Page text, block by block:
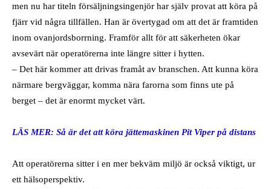
men nu har titeln försäljningsingenjör har själv provat att köra på
fjärr vid några tillfällen. Han är övertygad om att det är framtiden
inom ovanjordsborrning. Framför allt för att säkerheten ökar
avsevärt när operatörerna inte längre sitter i hytten.
– Det här kommer att drivas framåt av branschen. Att kunna köra
närmare bergväggar, komma nära farorna som finns ute på
berget – det är enormt mycket värt.
LÄS MER: Så är det att köra jättemaskinen Pit Viper på distans
Att operatörerna sitter i en mer bekväm miljö är också viktigt, ur
ett hälsoperspektiv.